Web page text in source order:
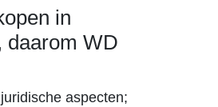
in
daarom WD
aspecten;